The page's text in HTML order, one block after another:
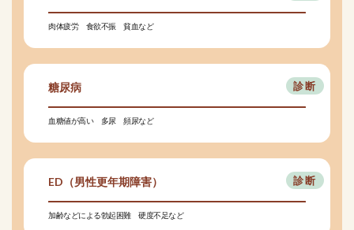
肉体疲労 食欲不振 貧血など
糖尿病
血糖値が高い 多尿 頻尿など
ED（男性更年期障害）
加齢などによる勃起困難 硬度不足など